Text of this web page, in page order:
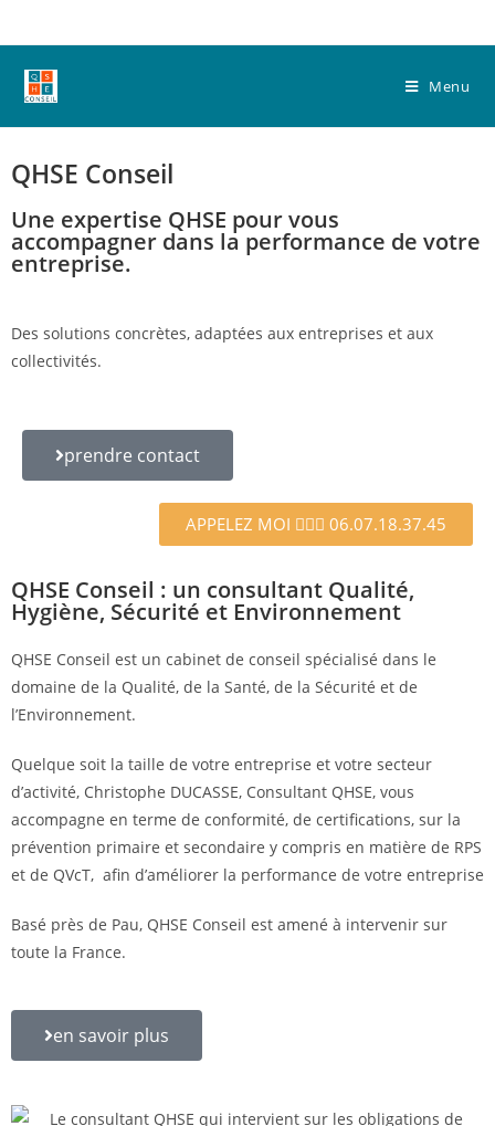
Menu
QHSE Conseil
Une expertise QHSE pour vous
accompagner dans la performance de votre
entreprise.
Des solutions concrètes, adaptées aux entreprises et aux
collectivités.
prendre contact
APPELEZ MOI 🙋🏻‍♂️ 06.07.18.37.45
QHSE Conseil : un consultant Qualité,
Hygiène, Sécurité et Environnement
QHSE Conseil est un cabinet de conseil spécialisé dans le
domaine de la Qualité, de la Santé, de la Sécurité et de
l’Environnement.
Quelque soit la taille de votre entreprise et votre secteur
d’activité, Christophe DUCASSE, Consultant QHSE, vous
accompagne en terme de conformité, de certifications, sur la
prévention primaire et secondaire y compris en matière de RPS
et de QVcT, afin d’améliorer la performance de votre entreprise
Basé près de Pau, QHSE Conseil est amené à intervenir sur
toute la France.
en savoir plus